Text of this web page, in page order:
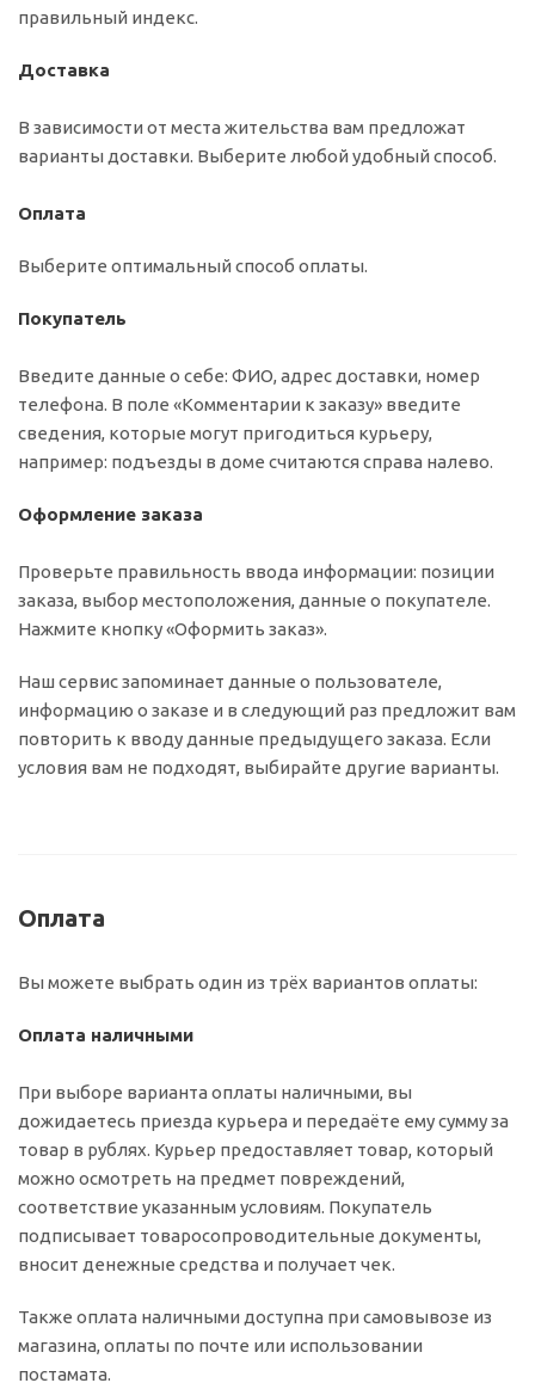
правильный индекс.
Доставка
В зависимости от места жительства вам предложат
варианты доставки. Выберите любой удобный способ.
Оплата
Выберите оптимальный способ оплаты.
Покупатель
Введите данные о себе: ФИО, адрес доставки, номер
телефона. В поле «Комментарии к заказу» введите
сведения, которые могут пригодиться курьеру,
например: подъезды в доме считаются справа налево.
Оформление заказа
Проверьте правильность ввода информации: позиции
заказа, выбор местоположения, данные о покупателе.
Нажмите кнопку «Оформить заказ».
Наш сервис запоминает данные о пользователе,
информацию о заказе и в следующий раз предложит вам
повторить к вводу данные предыдущего заказа. Если
условия вам не подходят, выбирайте другие варианты.
Оплата
Вы можете выбрать один из трёх вариантов оплаты:
Оплата наличными
При выборе варианта оплаты наличными, вы
дожидаетесь приезда курьера и передаёте ему сумму за
товар в рублях. Курьер предоставляет товар, который
можно осмотреть на предмет повреждений,
соответствие указанным условиям. Покупатель
подписывает товаросопроводительные документы,
вносит денежные средства и получает чек.
Также оплата наличными доступна при самовывозе из
магазина, оплаты по почте или использовании
постамата.